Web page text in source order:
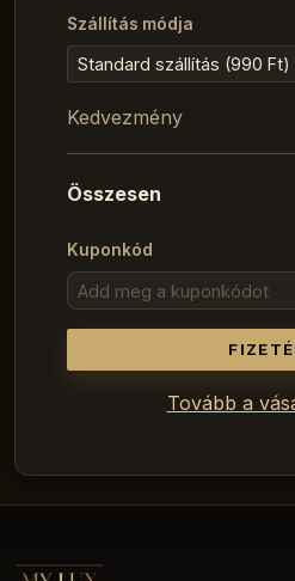
Szállítás módja
Kedvezmény
Összesen
Kuponkód
Tovább a